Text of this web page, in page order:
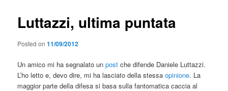
Luttazzi, ultima puntata
Posted on11/09/2012
Un amico mi ha segnalato unpost che difende Daniele Luttazzi.
L’ho letto e, devo dire, mi ha lasciato della stessaopinione. La
maggior parte della difesa si basa sulla fantomatica caccia al